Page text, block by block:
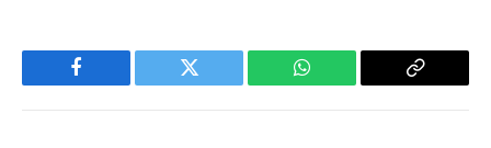
Facebook Twitter WhatsApp
Copy